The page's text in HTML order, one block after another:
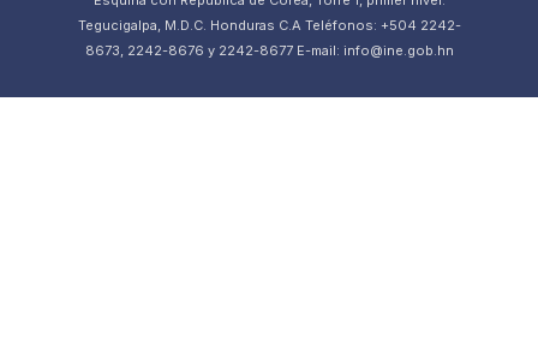
Tegucigalpa, M.D.C. Honduras C.A Teléfonos: +504 2242-
8673, 2242-8676 y 2242-8677 E-mail: info@ine.gob.hn